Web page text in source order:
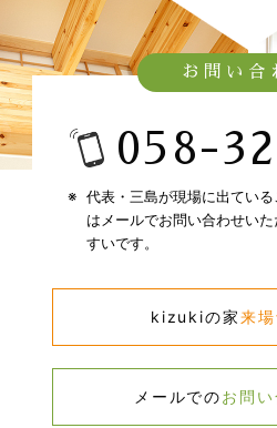
お問い合
058-
代表・三島が現場に出ている
はメールでお問い合わせい
すいです。​
kizukiの家​来
メールでの​お問